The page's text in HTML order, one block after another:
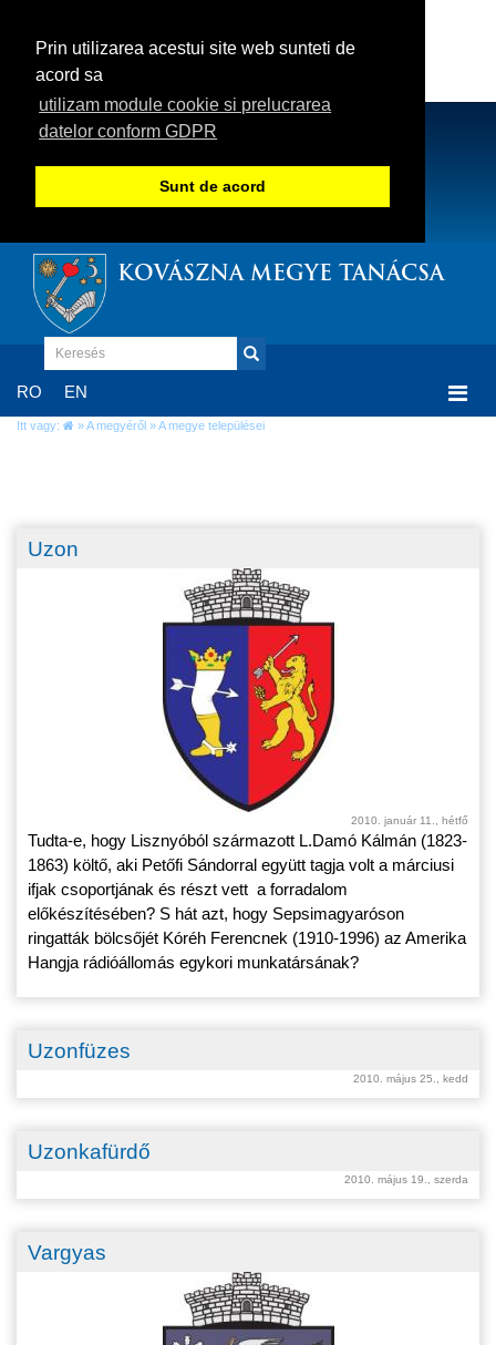
Prin utilizarea acestui site web sunteti de
acord sa
utilizam module cookie si prelucrarea
datelor conform GDPR
Sunt de acord
KOVÁSZNA MEGYE TANÁCSA
RO EN
Itt vagy: »A megyéről » A megye települései
Uzon
2010. január 11., hétfő
Tudta-e, hogy Lisznyóból származott L.Damó Kálmán (1823-
1863) költő, aki Petőfi Sándorral együtt tagja volt a márciusi
ifjak csoportjának és részt vett a forradalom
előkészítésében? S hát azt, hogy Sepsimagyaróson
ringatták bölcsőjét Kóréh Ferencnek (1910-1996) az Amerika
Hangja rádióállomás egykori munkatársának?
Uzonfüzes
2010. május 25., kedd
Uzonkafürdő
2010. május 19., szerda
Vargyas